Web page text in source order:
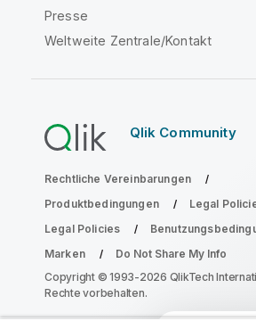
Presse
Weltweite Zentrale/Kontakt
Qlik Community
Rechtliche Vereinbarungen
Produktbedingungen
Legal
Legal Policies
Marken
Do Not Share My Info
Copyright © 1993-2026 QlikTech
Rechte vorbehalten.